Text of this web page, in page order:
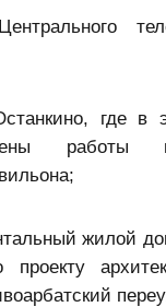
где в
работы
жилой
проекту